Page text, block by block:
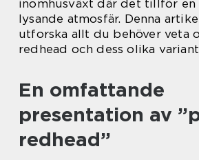
inomhusväxt där det tillför
lysande atmosfär. Denna
utforska allt du behöver veta
redhead och dess olika
En omfattande
presentation av
redhead”